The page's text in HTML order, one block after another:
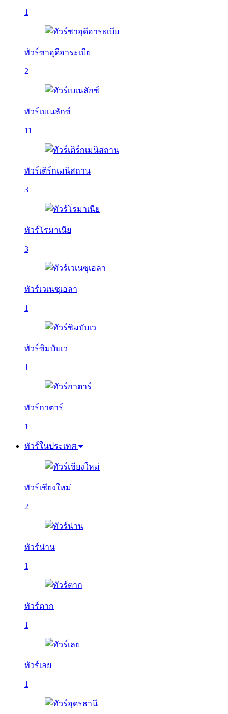
1
ทัวร์ซาอุดีอาระเบีย
2
ทัวร์เบเนลักซ์
11
ทัวร์เติร์กเมนิสถาน
3
ทัวร์โรมาเนีย
3
ทัวร์เวเนซุเอลา
1
ทัวร์ซิมบับเว
1
ทัวร์กาตาร์
1
ทัวร์ในประเทศ
ทัวร์เชียงใหม่
2
ทัวร์น่าน
1
ทัวร์ตาก
1
ทัวร์เลย
1